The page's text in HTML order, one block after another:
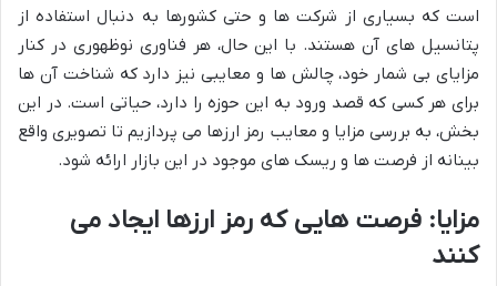
است که بسیاری از شرکت ها و حتی کشورها به دنبال استفاده از
پتانسیل های آن هستند. با این حال، هر فناوری نوظهوری در کنار
مزایای بی شمار خود، چالش ها و معایبی نیز دارد که شناخت آن ها
برای هر کسی که قصد ورود به این حوزه را دارد، حیاتی است. در این
بخش، به بررسی مزایا و معایب رمز ارزها می پردازیم تا تصویری واقع
بینانه از فرصت ها و ریسک های موجود در این بازار ارائه شود.
مزایا: فرصت هایی که رمز ارزها ایجاد می
کنند